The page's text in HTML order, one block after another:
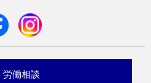
労働相談